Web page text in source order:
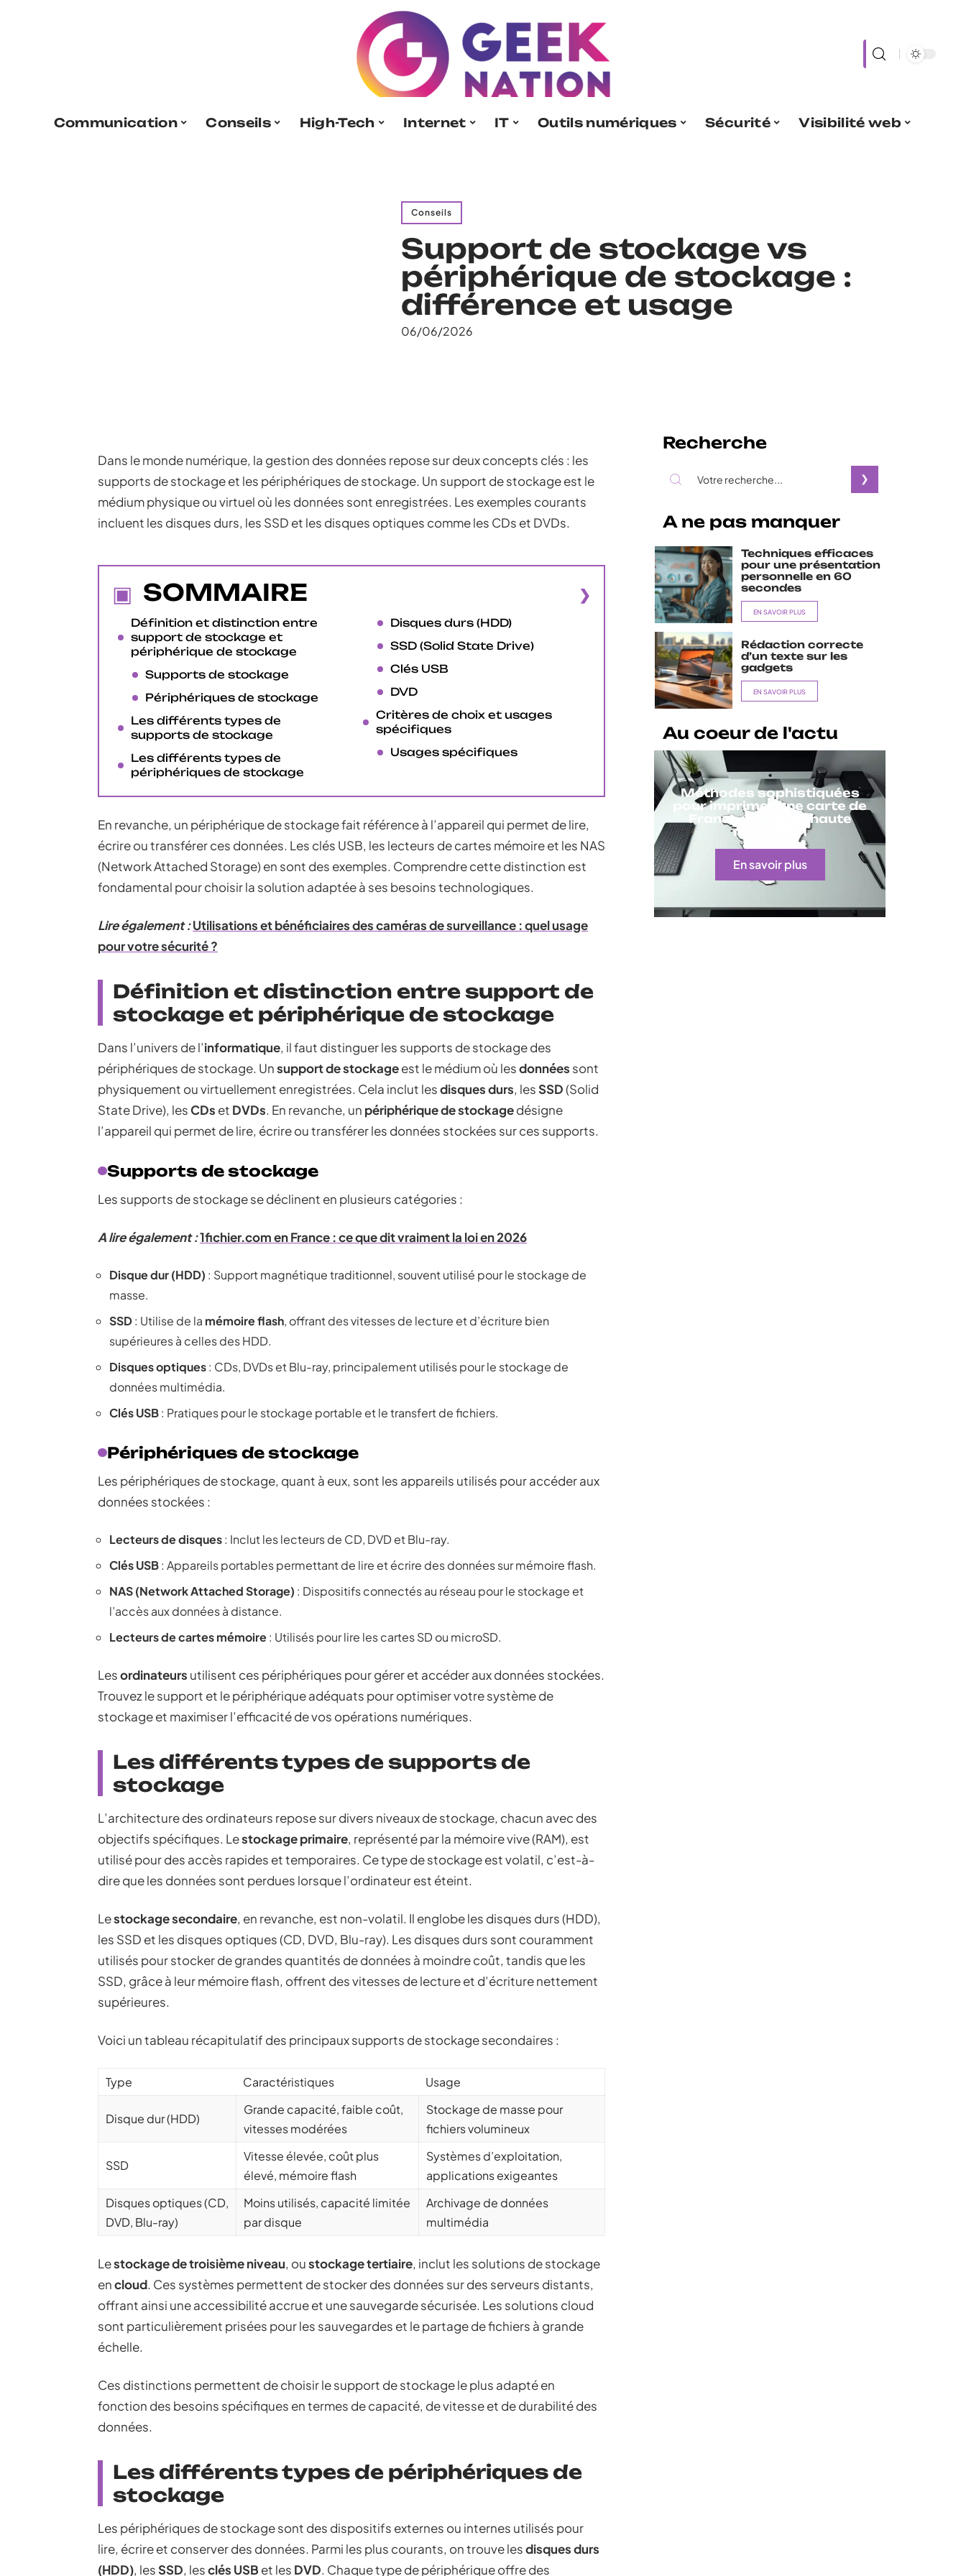
Communication Conseils High-Tech Internet IT Outils numériques Sécurité Visibilité web
Conseils
Support de stockage vs
périphérique de stockage :
différence et usage
06/06/2026
Dans le monde numérique, la gestion des données repose sur deux concepts clés : les
supports de stockage et les périphériques de stockage. Un support de stockage est le
médium physique ou virtuel où les données sont enregistrées. Les exemples courants
incluent les disques durs, les SSD et les disques optiques comme les CDs et DVDs.
SOMMAIRE
Définition et distinction entre
support de stockage et
périphérique de stockage
Supports de stockage
Périphériques de stockage
Les différents types de
supports de stockage
Les différents types de
périphériques de stockage
Disques durs (HDD)
SSD (Solid State Drive)
Clés USB
DVD
Critères de choix et usages
spécifiques
Usages spécifiques
En revanche, un périphérique de stockage fait référence à l’appareil qui permet de lire,
écrire ou transférer ces données. Les clés USB, les lecteurs de cartes mémoire et les NAS
(Network Attached Storage) en sont des exemples. Comprendre cette distinction est
fondamental pour choisir la solution adaptée à ses besoins technologiques.
Lire également :Utilisations et bénéficiaires des caméras de surveillance : quel usage
pour votre sécurité ?
Définition et distinction entre support de
stockage et périphérique de stockage
Dans l’univers de l’informatique, il faut distinguer les supports de stockage des
périphériques de stockage. Unsupport de stockageest le médium où lesdonnées sont
physiquement ou virtuellement enregistrées. Cela inclut lesdisques durs, les SSD(Solid
State Drive), lesCDs et DVDs. En revanche, un périphérique de stockagedésigne
l’appareil qui permet de lire, écrire ou transférer les données stockées sur ces supports.
Supports de stockage
Les supports de stockage se déclinent en plusieurs catégories :
A lire également :1fichier.com en France : ce que dit vraiment la loi en 2026
Disque dur (HDD) : Support magnétique traditionnel, souvent utilisé pour le stockage de
masse.
SSD: Utilise de la mémoire flash, offrant des vitesses de lecture et d’écriture bien
supérieures à celles des HDD.
Disques optiques: CDs, DVDs et Blu-ray, principalement utilisés pour le stockage de
données multimédia.
Clés USB: Pratiques pour le stockage portable et le transfert de fichiers.
Périphériques de stockage
Les périphériques de stockage, quant à eux, sont les appareils utilisés pour accéder aux
données stockées :
Lecteurs de disques: Inclut les lecteurs de CD, DVD et Blu-ray.
Clés USB: Appareils portables permettant de lire et écrire des données sur mémoire flash.
NAS (Network Attached Storage) : Dispositifs connectés au réseau pour le stockage et
l’accès aux données à distance.
Lecteurs de cartes mémoire: Utilisés pour lire les cartes SD ou microSD.
Lesordinateurs utilisent ces périphériques pour gérer et accéder aux données stockées.
Trouvez le support et le périphérique adéquats pour optimiser votre système de
stockage et maximiser l’efficacité de vos opérations numériques.
Les différents types de supports de
stockage
L’architecture des ordinateurs repose sur divers niveaux de stockage, chacun avec des
objectifs spécifiques. Lestockage primaire, représenté par la mémoire vive (RAM), est
utilisé pour des accès rapides et temporaires. Ce type de stockage est volatil, c’est-à-
dire que les données sont perdues lorsque l’ordinateur est éteint.
Lestockage secondaire, en revanche, est non-volatil. Il englobe les disques durs (HDD),
les SSD et les disques optiques (CD, DVD, Blu-ray). Les disques durs sont couramment
utilisés pour stocker de grandes quantités de données à moindre coût, tandis que les
SSD, grâce à leur mémoire flash, offrent des vitesses de lecture et d’écriture nettement
supérieures.
Voici un tableau récapitulatif des principaux supports de stockage secondaires :
Type Caractéristiques Usage
Disque dur (HDD)
Grande capacité, faible coût,
vitesses modérées
Stockage de masse pour
fichiers volumineux
SSD
Vitesse élevée, coût plus
élevé, mémoire flash
Systèmes d’exploitation,
applications exigeantes
Disques optiques (CD,
DVD, Blu-ray)
Moins utilisés, capacité limitée
par disque
Archivage de données
multimédia
Lestockage de troisième niveau, oustockage tertiaire, inclut les solutions de stockage
encloud. Ces systèmes permettent de stocker des données sur des serveurs distants,
offrant ainsi une accessibilité accrue et une sauvegarde sécurisée. Les solutions cloud
sont particulièrement prisées pour les sauvegardes et le partage de fichiers à grande
échelle.
Ces distinctions permettent de choisir le support de stockage le plus adapté en
fonction des besoins spécifiques en termes de capacité, de vitesse et de durabilité des
données.
Les différents types de périphériques de
stockage
Les périphériques de stockage sont des dispositifs externes ou internes utilisés pour
lire, écrire et conserver des données. Parmi les plus courants, on trouve lesdisques durs
(HDD), les SSD, lesclés USB et les DVD. Chaque type de périphérique offre des
Recherche
A ne pas manquer
Techniques efficaces
pour une présentation
personnelle en 60
secondes
EN SAVOIR PLUS
Rédaction correcte
d’un texte sur les
gadgets
EN SAVOIR PLUS
Au coeur de l'actu
Méthodes sophistiquées
pour imprimer une carte de
France vierge en haute
résolution
En savoir plus